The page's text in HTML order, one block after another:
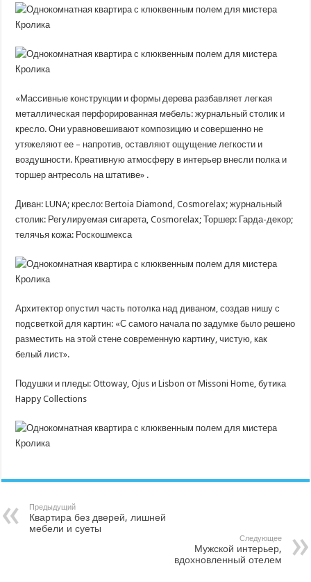
«Массивные конструкции и формы дерева разбавляет легкая
металлическая перфорированная мебель: журнальный столик и
кресло. Они уравновешивают композицию и совершенно не
утяжеляют ее – напротив, оставляют ощущение легкости и
воздушности. Креативную атмосферу в интерьер внесли полка и
торшер антресоль на штативе» .
Диван: LUNA; кресло: Bertoia Diamond, Cosmorelax; журнальный
столик: Регулируемая сигарета, Cosmorelax; Торшер: Гарда-декор;
телячья кожа: Роскошмекса
Архитектор опустил часть потолка над диваном, создав нишу с
подсветкой для картин: «С самого начала по задумке было решено
разместить на этой стене современную картину, чистую, как
белый лист».
Подушки и пледы: Ottoway, Ojus и Lisbon от Missoni Home, бутика
Happy Collections
Предыдущий
Квартира без дверей, лишней
мебели и суеты
Следующее
Мужской интерьер,
вдохновленный отелем